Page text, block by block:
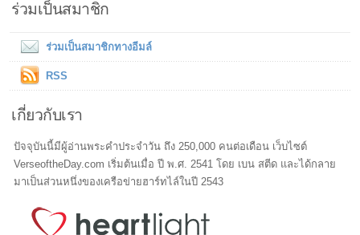
ร่วมเป็นสมาชิก
ร่วมเป็นสมาชิกทางอีมล์
RSS
เกี่ยวกับเรา
ปัจจุบันนี้มีผู้อ่านพระคำประจำวัน ถึง 250,000 คนต่อเดือน เว็บไซต์
VerseoftheDay.com เริ่มต้นเมื่อ ปี พ.ศ. 2541 โดย เบน สตีด และได้กลาย
มาเป็นส่วนหนึ่งของเครือข่ายฮาร์ทไล์ในปี 2543